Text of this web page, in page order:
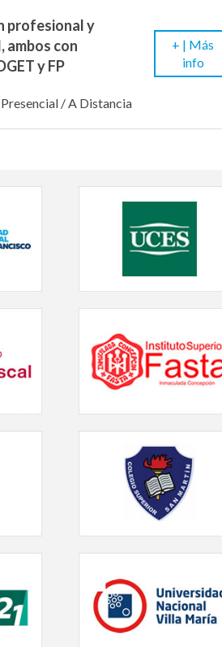
profesional y
ambos con
y FP
/ A Distancia
+ | Más
info